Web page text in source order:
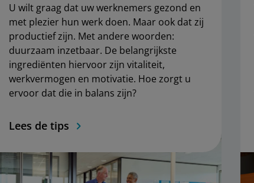
U wilt graag dat uw werknemers gezond en
met plezier hun werk doen. Maar ook dat zij
productief zijn. Met andere woorden:
duurzaam inzetbaar. De belangrijkste
ingrediënten hiervoor zijn vitaliteit,
werkvermogen en motivatie. Hoe zorgt u
ervoor dat die in balans zijn?
Lees de tips